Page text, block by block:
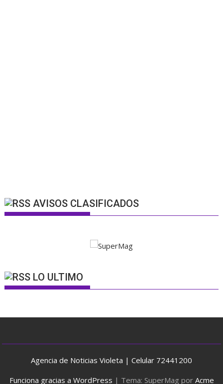
AVISOS CLASIFICADOS
LO ULTIMO
Agencia de Noticias Violeta | Celular 72441200
Funciona gracias a WordPress | Tema: SuperMag por Acme